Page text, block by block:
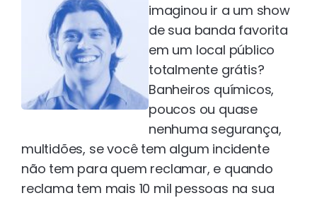
imaginou ir a um show
de sua banda favorita
em um local público
totalmente grátis?
Banheiros químicos,
poucos ou quase
nenhuma segurança,
multidões, se você tem algum incidente
não tem para quem reclamar, e quando
reclama tem mais 10 mil pessoas na sua